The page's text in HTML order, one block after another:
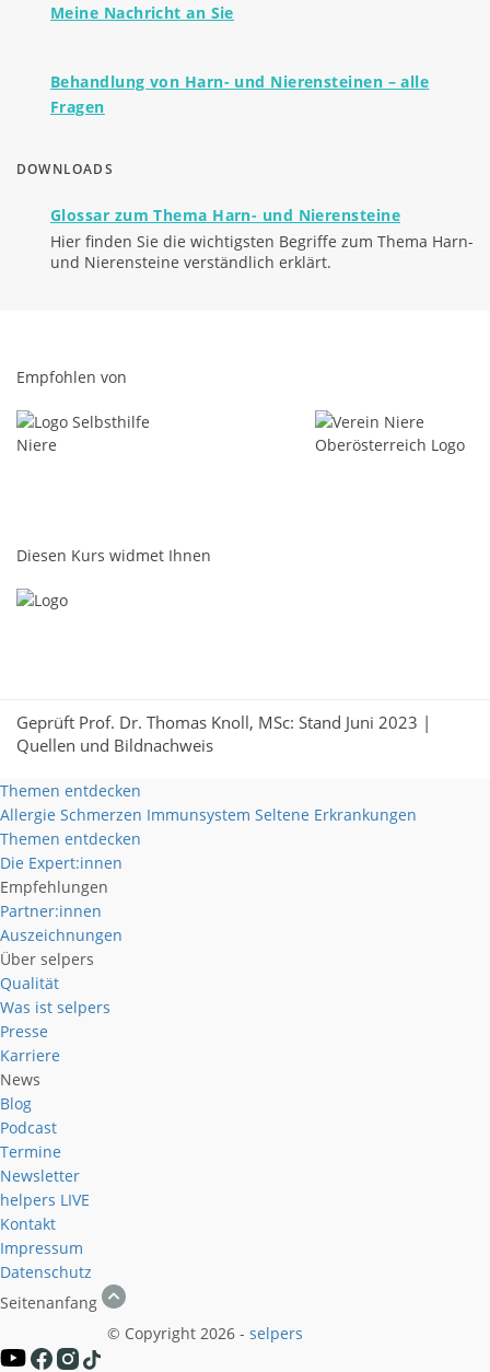
Meine Nachricht an Sie
Behandlung von Harn- und Nierensteinen – alle
Fragen
DOWNLOADS
Glossar zum Thema Harn- und Nierensteine
Hier finden Sie die wichtigsten Begriffe zum Thema Harn-
und Nierensteine verständlich erklärt.
Empfohlen von
Diesen Kurs widmet Ihnen
Geprüft Prof. Dr. Thomas Knoll, MSc: Stand Juni 2023 |
Quellen und Bildnachweis
Themen entdecken
Allergie Schmerzen Immunsystem Seltene Erkrankungen
Themen entdecken
Die Expert:innen
Empfehlungen
Partner:innen
Auszeichnungen
Über selpers
Qualität
Was ist selpers
Presse
Karriere
News
Blog
Podcast
Termine
Newsletter
helpers LIVE
Kontakt
Impressum
Datenschutz
Seitenanfang
© Copyright 2026 - selpers